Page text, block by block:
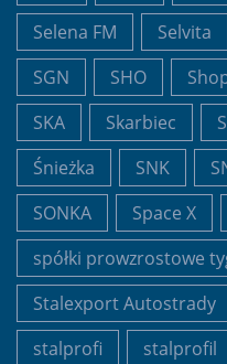
Selena FM
Selvita
SGN
SHO
SKA
Skarbiec
Śnieżka
SNK
SONKA
Space X
spółki prowzrostowe
Stalexport Autostrady
stalprofi
stalprofil